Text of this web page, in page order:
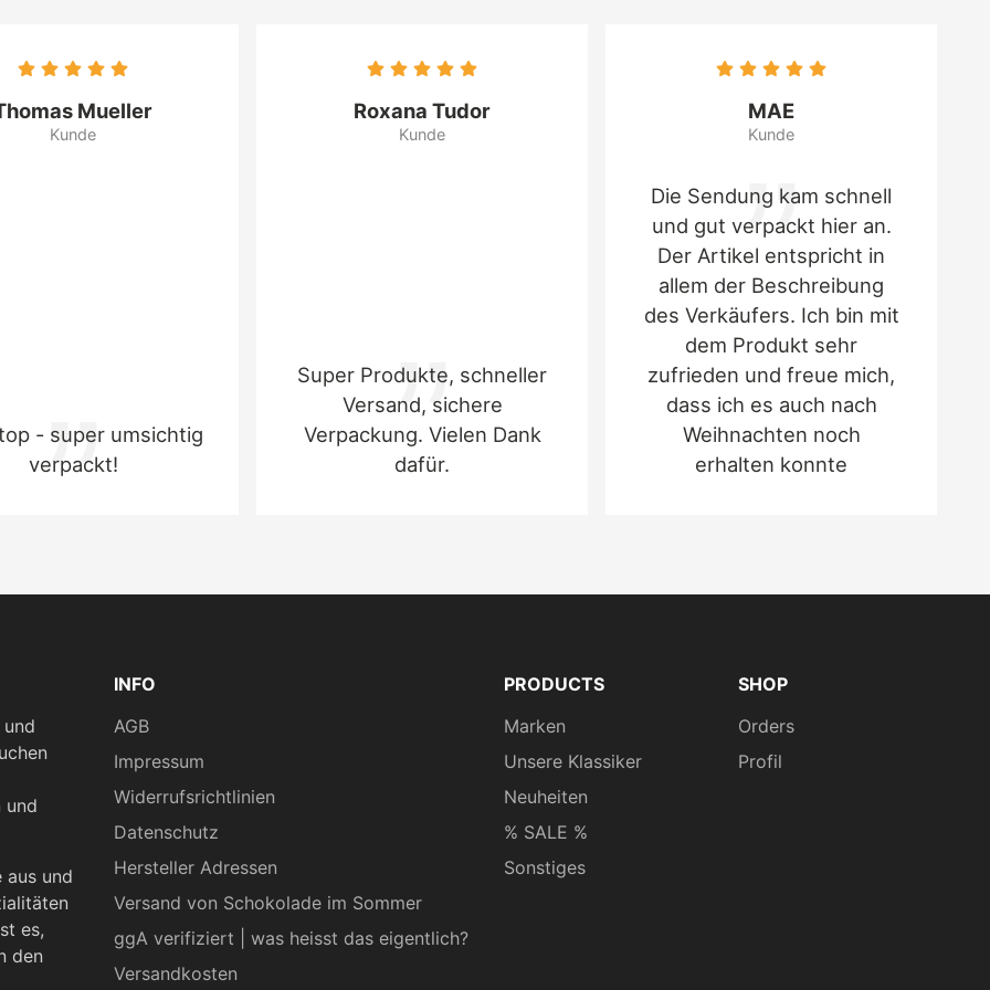
Chocoladefabriken Lindt & Sprüngli GmbH
Süsterfeldstr. 130
52072 Aachen (D)
Mueller
Kunde
- super umsichtig
verpackt!
Roxana Tudor
Kunde
Super Produkte, schneller
Versand, sichere
Verpackung. Vielen Dank
dafür.
MAE
Kunde
Die Sendung kam schnell
und gut verpackt hier an.
Der Artikel entspricht in
allem der Beschreibung
des Verkäufers. Ich bin mit
dem Produkt sehr
zufrieden und freue mich,
dass ich es auch nach
Weihnachten noch
erhalten konnte
und
und
es,
den
INFO
AGB
Impressum
Widerrufsrichtlinien
Datenschutz
Hersteller Adressen
Versand von Schokolade im Sommer
ggA verifiziert | was heisst das eigentlich?
Versandkosten
PRODUCTS
Marken
Unsere Klassiker
Neuheiten
% SALE %
Sonstiges
SHOP
Orders
Profil